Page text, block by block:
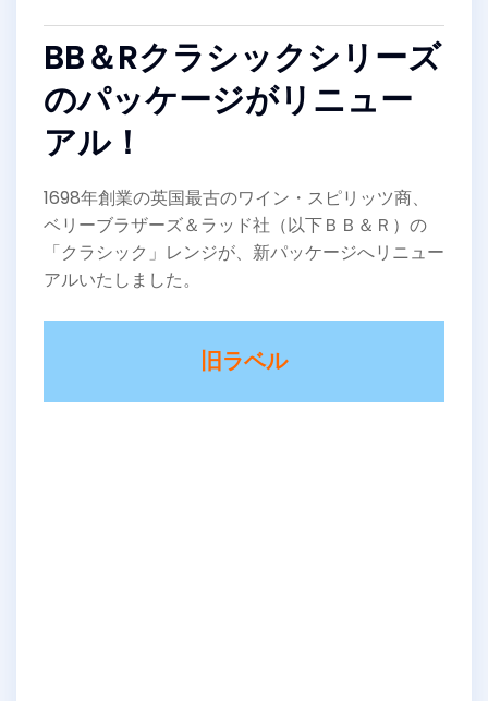
BB＆Rクラシックシリーズ
のパッケージがリニュー
アル！
1698年創業の英国最古のワイン・スピリッツ商、
ベリーブラザーズ＆ラッド社（以下ＢＢ＆Ｒ）の
「クラシック」レンジが、新パッケージへリニュー
アルいたしました。
旧ラベル